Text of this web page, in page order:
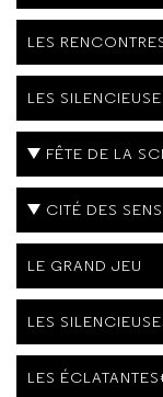
LES
LES
FÊTE DE LA
CITÉ DES
LE GRAND JEU
LES
LES